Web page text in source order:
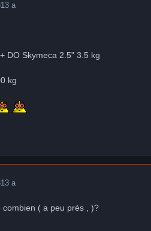
13 a
DO Skymeca 2.5" 3.5 kg
kg
13 a
( a peu près , )?